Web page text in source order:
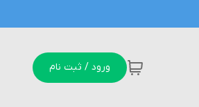
ورود / ثبت نام